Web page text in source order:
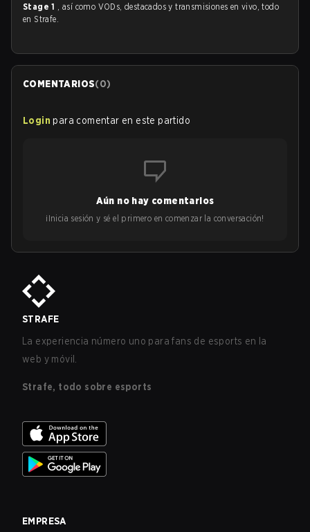
Stage 1 , así como VODs, destacados y transmisiones en vivo, todo
en Strafe.
COMENTARIOS(0)
Login para comentar en este partido
Aún no hay comentarios
¡Inicia sesión y sé el primero en comenzar la conversación!
STRAFE
La experiencia número uno para fans de esports en la
web y móvil.
Strafe, todo sobre esports
EMPRESA